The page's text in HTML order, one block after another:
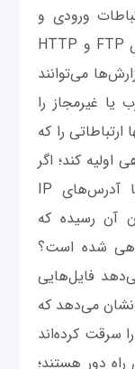
ورودی و
خروجی شبکه را که از طریق پروتکل‌های FTP و HTTP
می‌توانند
یا غیرمجاز را
را که
اولیه کند؛ اگر
وب سرور شما یک ارتباط خروجی با آدرس‌های IP
آن رسیده که
شده است؟
فایل‌هایی
می‌دهد که
سرقت کرده‌اند
دور هستند؛